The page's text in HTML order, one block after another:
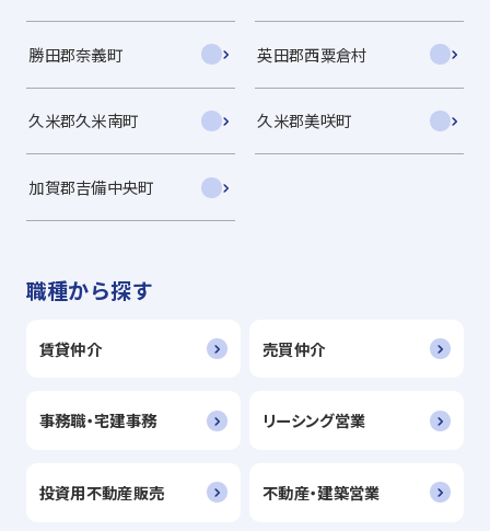
勝田郡奈義町 英田郡西粟倉村
久米郡久米南町 久米郡美咲町
加賀郡吉備中央町
職種から探す
賃貸仲介 売買仲介
事務職・宅建事務 リーシング営業
投資用不動産販売 不動産・建築営業